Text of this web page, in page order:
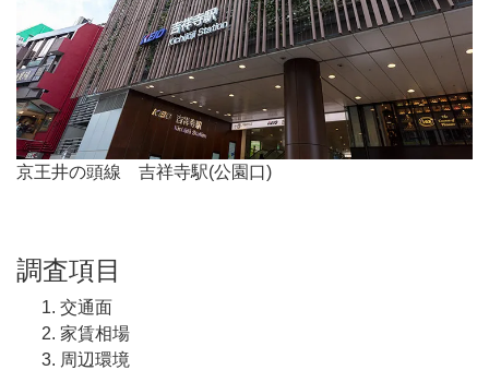
京王井の頭線 吉祥寺駅(公園口)
調査項目
交通面
家賃相場
周辺環境